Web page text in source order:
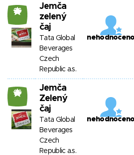
26
Jemča
zelený
čaj
Tata Global
Beverages
Czech
Republic a.s.
nehodnoceno
26
Jemča
Zelený
čaj
Tata Global
Beverages
Czech
Republic a.s.
nehodnoceno